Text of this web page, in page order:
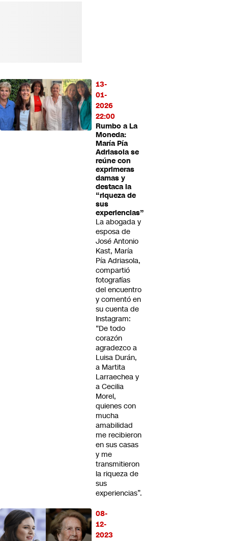
13-
01-
2026
22:00
Rumbo a La
Moneda:
María Pía
Adriasola se
reúne con
exprimeras
damas y
destaca la
“riqueza de
sus
experiencias”
La abogada y
esposa de
José Antonio
Kast, María
Pía Adriasola,
compartió
fotografías
del encuentro
y comentó en
su cuenta de
Instagram:
“De todo
corazón
agradezco a
Luisa Durán,
a Martita
Larraechea y
a Cecilia
Morel,
quienes con
mucha
amabilidad
me recibieron
en sus casas
y me
transmitieron
la riqueza de
sus
experiencias”.
08-
12-
2023